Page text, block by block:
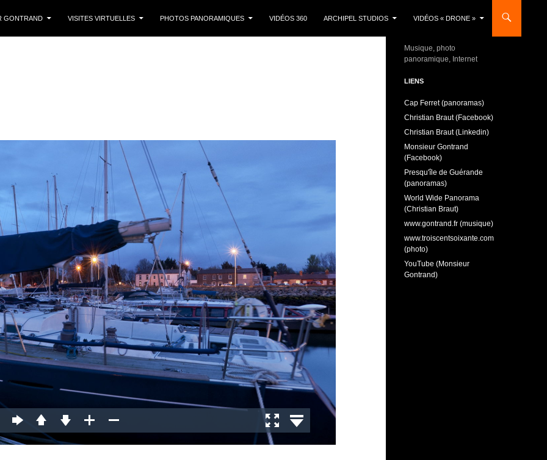
GONTRAND
VISITES VIRTUELLES PHOTOS PANORAMIQUES VIDÉOS 360 ARCHIPEL STUDIOS VIDÉOS « DRONE »
Musique, photo
panoramique, Internet
LIENS
Cap Ferret (panoramas)
Christian Braut (Facebook)
Christian Braut (Linkedin)
Monsieur Gontrand
(Facebook)
Presqu'île de Guérande
(panoramas)
World Wide Panorama
(Christian Braut)
www.gontrand.fr (musique)
www.troiscentsoixante.com
(photo)
YouTube (Monsieur
Gontrand)